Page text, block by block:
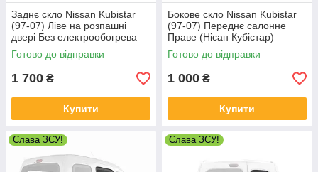
Заднє скло Nissan Kubistar
(97-07) Ліве на розпашні
двері Без електрообогрева
(Нісан Кубістар)
Готово до відправки
1 700 ₴
Купити
Бокове скло Nissan Kubistar
(97-07) Переднє салонне
Праве (Нісан Кубістар)
Готово до відправки
1 000 ₴
Купити
Слава ЗСУ! Слава ЗСУ!